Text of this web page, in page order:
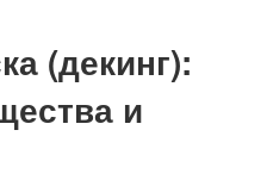
(декинг):
и